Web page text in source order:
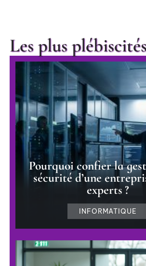
Les plus
Pourquoi confier la
sécurité d’une
experts ?
INFORMATIQUE